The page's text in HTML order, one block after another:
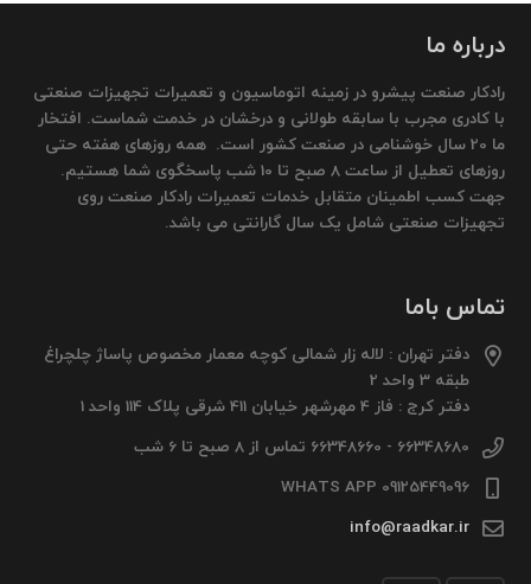
درباره ما
رادکار صنعت پیشرو در زمینه اتوماسیون و تعمیرات تجهیزات صنعتی
با کادری مجرب با سابقه طولانی و درخشان در خدمت شماست. افتخار
ما 20 سال خوشنامی در صنعت کشور است. همه روزهای هفته حتی
روزهای تعطیل از ساعت 8 صبح تا 10 شب پاسخگوی شما هستیم.
جهت کسب اطمینان متقابل خدمات تعمیرات رادکار صنعت روی
تجهیزات صنعتی شامل یک سال گارانتی می باشد.
تماس باما
دفتر تهران : لاله زار شمالی کوچه معمار مخصوص پاساژ چلچراغ
طبقه 3 واحد 2
دفتر کرج : فاز 4 مهرشهر خیابان 411 شرقی پلاک 114 واحد 1
66348680 - 66348660 تماس از 8 صبح تا 6 شب
09125449096 WHATS APP
info@raadkar.ir